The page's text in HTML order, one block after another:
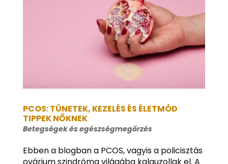
PCOS: TÜNETEK, KEZELÉS ÉS ÉLETMÓD
TIPPEK NŐKNEK
Betegségek és egészségmegőrzés
Ebben a blogban a PCOS, vagyis a policisztás